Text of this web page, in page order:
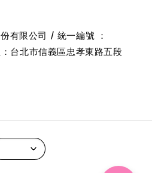
有限公司 / 統一編號 ：
台北市信義區忠孝東路五段